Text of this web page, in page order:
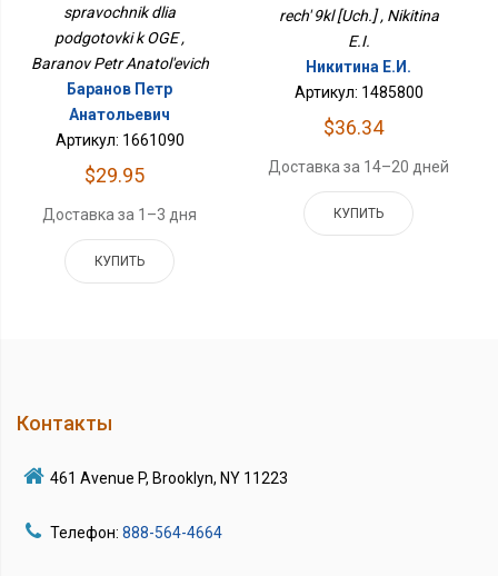
spravochnik dlia
podgotovki k OGE ,
Baranov Petr Anatol'evich
Баранов Петр
Анатольевич
Артикул: 1661090
$29.95
Доставка за 1–3 дня
КУПИТЬ
rech' 9kl [Uch.] , Nikitina
E.I.
Никитина Е.И.
Артикул: 1485800
$36.34
Доставка за 14–20 дней
КУПИТЬ
Контакты
461 Avenue P, Brooklyn, NY 11223
Телефон: 888-564-4664